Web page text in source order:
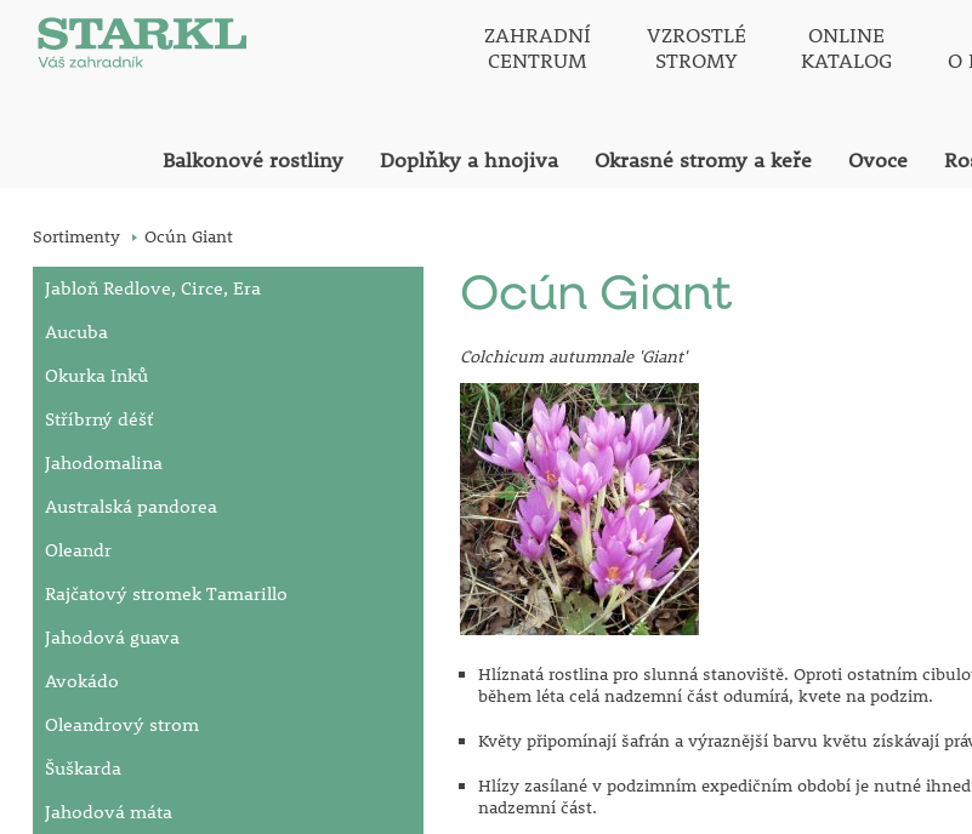
ZAHRADNÍ
CENTRUM
VZROSTLÉ
STROMY
ONLINE
KATALOG
O
Balkonové rostliny Doplňky a hnojiva Okrasné stromy a keře Ovoce
Sortimenty Ocún Giant
Jabloň Redlove, Circe, Era
Aucuba
Okurka Inků
Stříbrný déšť
Jahodomalina
Australská pandorea
Oleandr
Rajčatový stromek Tamarillo
Jahodová guava
Avokádo
Oleandrový strom
Šuškarda
Jahodová máta
Ocún Giant
Colchicum autumnale 'Giant'
Hlíznatá rostlina pro slunná stanoviště. Oproti ostatním
během léta celá nadzemní část odumírá, kvete na podzim.
Květy připomínají šafrán a výraznější barvu květu získávají
Hlízy zasílané v podzimním expedičním období je nutné
nadzemní část.